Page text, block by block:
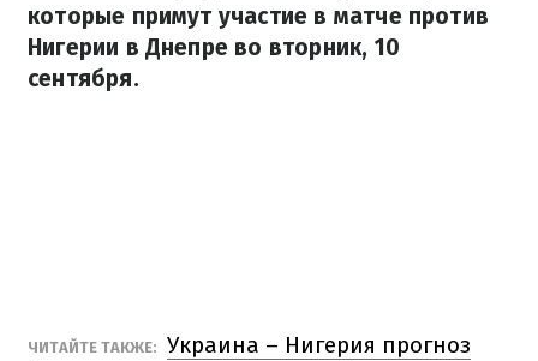
которые примут участие в матче против
Нигерии в Днепре во вторник, 10
сентября.
ЧИТАЙТЕ ТАКЖЕ: Украина – Нигерия прогноз